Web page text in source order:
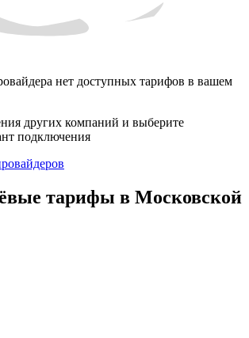
нет доступных тарифов в вашем
других компаний и выберите
подключения
тарифы в Московской